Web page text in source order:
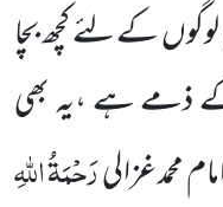
کے لئے کچھ بچا
ذمے ہے ،یہ بھی
محمد غزالیرَحْمَۃُ اللہِ